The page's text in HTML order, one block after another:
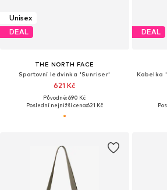
Unisex
DEAL
THE NORTH FACE
Sportovní ledvinka 'Sunriser'
621 Kč
Původně: 690 Kč
Poslední nejnižší cena:621 Kč
DEAL